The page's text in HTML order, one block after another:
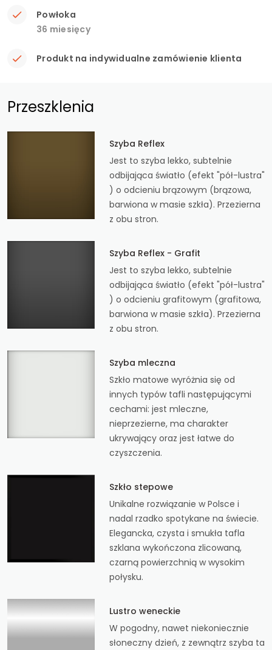
Powłoka
36 miesięcy
Produkt na indywidualne zamówienie klienta
Przeszklenia
Szyba Reflex
Jest to szyba lekko, subtelnie
odbijająca światło (efekt "pół-lustra"
) o odcieniu brązowym (brązowa,
barwiona w masie szkła). Przezierna
z obu stron.
Szyba Reflex - Grafit
Jest to szyba lekko, subtelnie
odbijająca światło (efekt "pół-lustra"
) o odcieniu grafitowym (grafitowa,
barwiona w masie szkła). Przezierna
z obu stron.
Szyba mleczna
Szkło matowe wyróżnia się od
innych typów tafli następującymi
cechami: jest mleczne,
nieprzezierne, ma charakter
ukrywający oraz jest łatwe do
czyszczenia.
Szkło stepowe
Unikalne rozwiązanie w Polsce i
nadal rzadko spotykane na świecie.
Elegancka, czysta i smukła tafla
szklana wykończona zlicowaną,
czarną powierzchnią w wysokim
połysku.
Lustro weneckie
W pogodny, nawet niekoniecznie
słoneczny dzień, z zewnątrz szyba ta